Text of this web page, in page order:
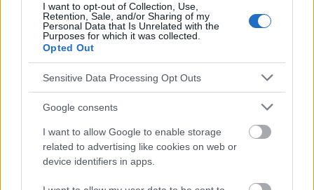
I want to opt-out of Collection, Use,
Retention, Sale, and/or Sharing of my
Personal Data that Is Unrelated with the
Purposes for which it was collected.
Opted Out
Sensitive Data Processing Opt Outs
Google consents
I want to allow Google to enable storage
related to advertising like cookies on web or
device identifiers in apps.
doit-il payer ?
En Pologne, letraitement conventionnel de la
dermatite atopique
et, dans les cas graves, le
traitement ciblé innovant, sontgratuitspour le
patient. En effet, leur coût total est pris en charge
par le Fonds national de la santé (NFZ). Il convient
toutefois de noter que le programme de
médicaments B.124 n'est mené que dans 48